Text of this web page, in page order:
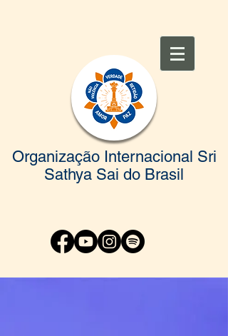
Organização Internacional Sri
Sathya Sai do Brasil